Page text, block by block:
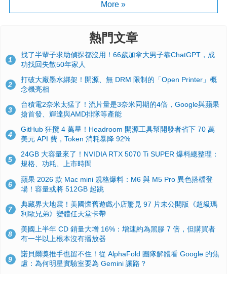
More »
熱門文章
1
找了半輩子求助偵探都沒用！66歲加拿大男子靠ChatGPT，成
功找回失散50年家人
2
打破大廠墨水綁架！開源、無 DRM 限制的「Open Printer」概
念機亮相
3
台積電2奈米太猛了！流片量是3奈米同期的4倍，Google與蘋果
搶首發、輝達與AMD排隊等產能
4
GitHub 狂攬 4 萬星！Headroom 開源工具幫開發者省下 70 萬
美元 API 費，Token 消耗暴降 92%
5
24GB 大容量來了！NVIDIA RTX 5070 Ti SUPER 爆料總整理：
規格、功耗、上市時間
6
蘋果 2026 款 Mac mini 規格爆料：M6 與 M5 Pro 異色搭檔登
場！容量或將 512GB 起跳
7
典藏界大地震！美國懷舊遊戲小店驚見 97 片未公開版《超級瑪
利歐兄弟》變體任天堂卡帶
8
美國上半年 CD 銷量大增 16%：增速約為黑膠 7 倍，但購買者
有一半以上根本沒有播放器
9
諾貝爾獎推手也留不住！從 AlphaFold 團隊解體看 Google 的焦
慮：為何明星實驗室要為 Gemini 讓路？